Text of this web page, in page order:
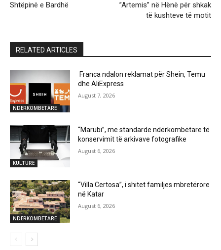
Shtëpinë e Bardhë
”Artemis” në Hënë për shkak
të kushteve të motit
RELATED ARTICLES
NDERKOMBETARE
Franca ndalon reklamat për Shein, Temu
dhe AliExpress
August 7, 2026
KULTURE
“Marubi”, me standarde ndërkombëtare të
konservimit të arkivave fotografike
August 6, 2026
NDERKOMBETARE
“Villa Certosa”, i shitet familjes mbretërore
në Katar
August 6, 2026